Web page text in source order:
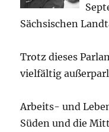
Sächsischen
Trotz dieses
vielfältig
Arbeits- und
Süden und die